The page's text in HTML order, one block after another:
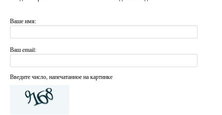
Ваше имя:
Ваш email:
Введите число, напечатанное на картинке